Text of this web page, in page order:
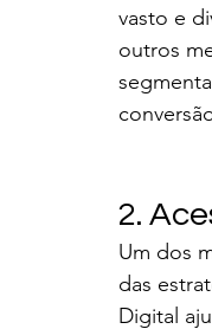
vasto e
outros
2.
Um dos
das
Digital